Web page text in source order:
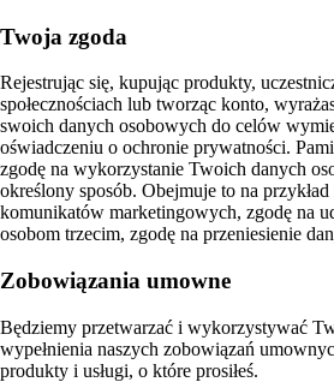
Twoja zgoda
Rejestrując się, kupując produkty,
społecznościach lub tworząc konto,
swoich danych osobowych do celów
oświadczeniu o ochronie prywatności.
zgodę na wykorzystanie Twoich danych
określony sposób. Obejmuje to na
komunikatów marketingowych, zgodę na
osobom trzecim, zgodę na przeniesienie
Zobowiązania umowne
Będziemy przetwarzać i wykorzystywać
wypełnienia naszych zobowiązań
produkty i usługi, o które prosiłeś.